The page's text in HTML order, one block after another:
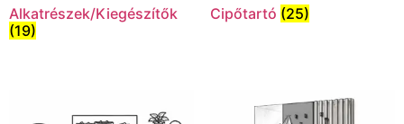
Alkatrészek/Kiegészítők
(19)
Cipőtartó (25)